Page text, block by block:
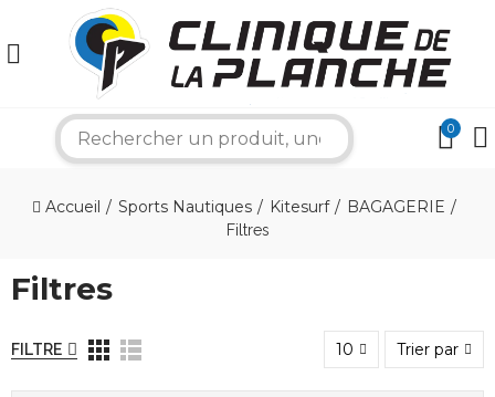
0
Accueil Sports Nautiques Kitesurf BAGAGERIE
Filtres
Filtres
FILTRE 10 Trier par
×
Bonjour ! Je suis votre expert nautique.